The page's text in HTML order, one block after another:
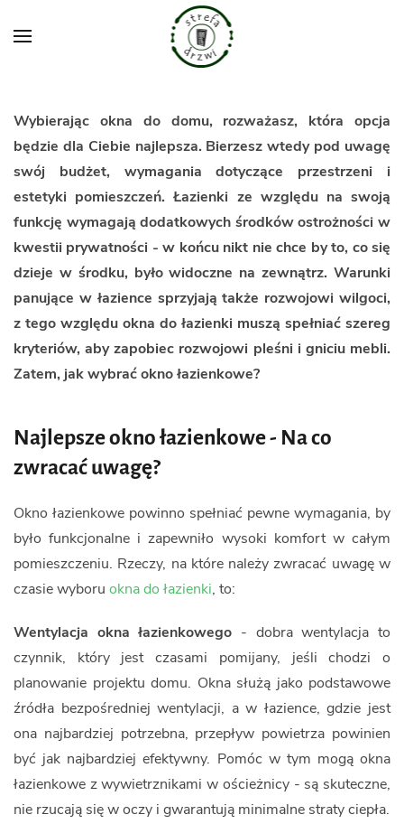
Przejdź do głównej treści
Wybierając okna do domu, rozważasz, która opcja
będzie dla Ciebie najlepsza. Bierzesz wtedy pod uwagę
swój budżet, wymagania dotyczące przestrzeni i
estetyki pomieszczeń. Łazienki ze względu na swoją
funkcję wymagają dodatkowych środków ostrożności w
kwestii prywatności - w końcu nikt nie chce by to, co się
dzieje w środku, było widoczne na zewnątrz. Warunki
panujące w łazience sprzyjają także rozwojowi wilgoci,
z tego względu okna do łazienki muszą spełniać szereg
kryteriów, aby zapobiec rozwojowi pleśni i gniciu mebli.
Zatem, jak wybrać okno łazienkowe?
Najlepsze okno łazienkowe - Na co
zwracać uwagę?
Okno łazienkowe powinno spełniać pewne wymagania, by
było funkcjonalne i zapewniło wysoki komfort w całym
pomieszczeniu. Rzeczy, na które należy zwracać uwagę w
czasie wyboru okna do łazienki, to:
Wentylacja okna łazienkowego - dobra wentylacja to
czynnik, który jest czasami pomijany, jeśli chodzi o
planowanie projektu domu. Okna służą jako podstawowe
źródła bezpośredniej wentylacji, a w łazience, gdzie jest
ona najbardziej potrzebna, przepływ powietrza powinien
być jak najbardziej efektywny. Pomóc w tym mogą okna
łazienkowe z wywietrznikami w ościeżnicy - są skuteczne,
nie rzucają się w oczy i gwarantują minimalne straty ciepła.